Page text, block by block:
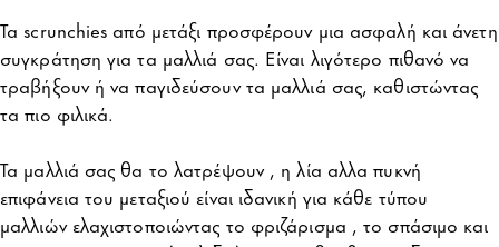
Τα scrunchies από μετάξι προσφέρουν μια ασφαλή και άνετη
συγκράτηση για τα μαλλιά σας. Είναι λιγότερο πιθανό να
τραβήξουν ή να παγιδεύσουν τα μαλλιά σας, καθιστώντας
τα πιο φιλικά.
Τα μαλλιά σας θα το λατρέψουν , η λία αλλα πυκνή
επιφάνεια του μεταξιού είναι ιδανική για κάθε τύπου
μαλλιών ελαχιστοποιώντας το φριζάρισμα , το σπάσιμο και